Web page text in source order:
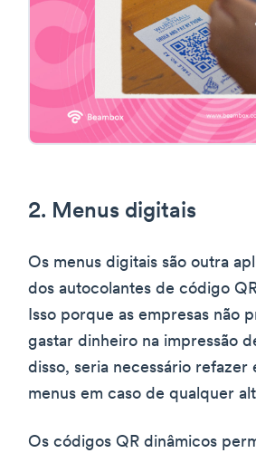
2. Menus digitais
Os menus digitais são outra
dos autocolantes de código
Isso porque as empresas não
gastar dinheiro na impressão
disso, seria necessário refazer
menus em caso de qualquer
Os códigos QR dinâmicos